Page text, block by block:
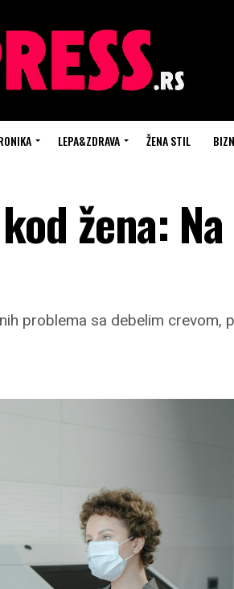
LEPA&ZDRAVA ŽENA STIL
žena:
problema sa debelim crevom,